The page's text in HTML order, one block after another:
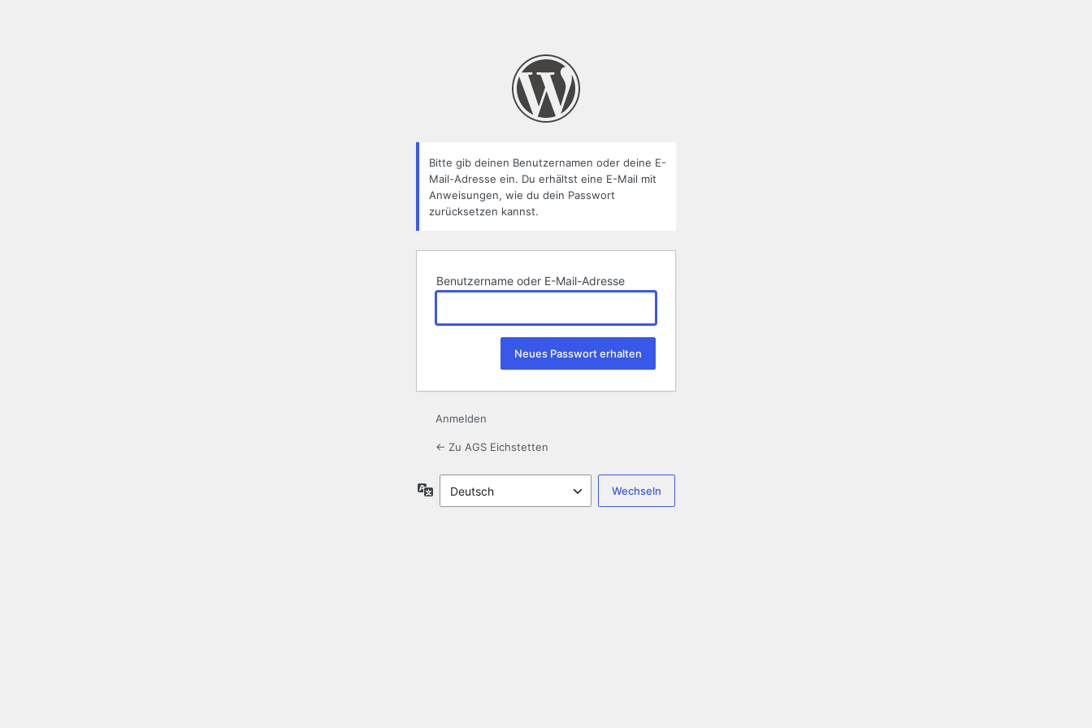
Bitte gib deinen Benutzernamen oder deine E-
Mail-Adresse ein. Du erhältst eine E-Mail mit
Anweisungen, wie du dein Passwort
zurücksetzen kannst.
Benutzername oder E-Mail-Adresse
Anmelden
← Zu AGS Eichstetten
Sprache